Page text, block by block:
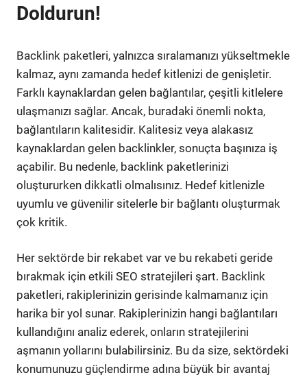
Doldurun!
Backlink paketleri, yalnızca sıralamanızı yükseltmekle
kalmaz, aynı zamanda hedef kitlenizi de genişletir.
Farklı kaynaklardan gelen bağlantılar, çeşitli kitlelere
ulaşmanızı sağlar. Ancak, buradaki önemli nokta,
bağlantıların kalitesidir. Kalitesiz veya alakasız
kaynaklardan gelen backlinkler, sonuçta başınıza iş
açabilir. Bu nedenle, backlink paketlerinizi
oluştururken dikkatli olmalısınız. Hedef kitlenizle
uyumlu ve güvenilir sitelerle bir bağlantı oluşturmak
çok kritik.
Her sektörde bir rekabet var ve bu rekabeti geride
bırakmak için etkili SEO stratejileri şart. Backlink
paketleri, rakiplerinizin gerisinde kalmamanız için
harika bir yol sunar. Rakiplerinizin hangi bağlantıları
kullandığını analiz ederek, onların stratejilerini
aşmanın yollarını bulabilirsiniz. Bu da size, sektördeki
konumunuzu güçlendirme adına büyük bir avantaj